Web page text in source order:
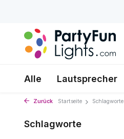
Alle Lautsprecher
Zurück Startseite Schlagworte
Schlagworte